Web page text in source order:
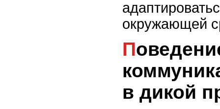
окружающей
Поведение и
в дикой